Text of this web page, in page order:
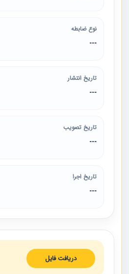
نوع ضابطه
---
تاریخ انتشار
---
تاریخ تصویب
---
تاریخ اجرا
---
دریافت فایل